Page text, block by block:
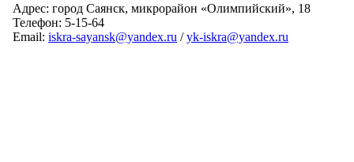
Адрес: город Саянск, микрорайон «Олимпийский», 18
Телефон: 5-15-64
Email: iskra-sayansk@yandex.ru /yk-iskra@yandex.ru